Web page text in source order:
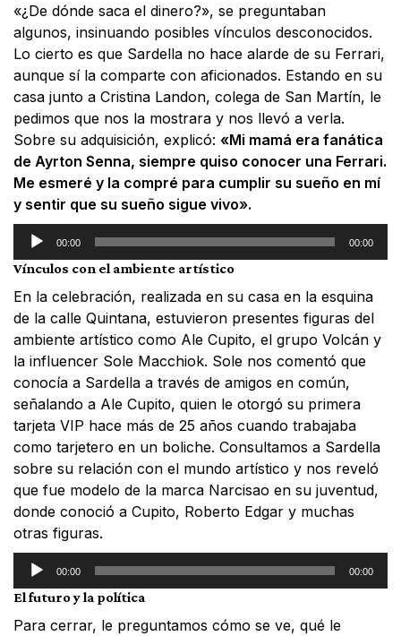
«¿De dónde saca el dinero?», se preguntaban
algunos, insinuando posibles vínculos desconocidos.
Lo cierto es que Sardella no hace alarde de su Ferrari,
aunque sí la comparte con aficionados. Estando en su
casa junto a Cristina Landon, colega de San Martín, le
pedimos que nos la mostrara y nos llevó a verla.
Sobre su adquisición, explicó: «Mi mamá era fanática
de Ayrton Senna, siempre quiso conocer una Ferrari.
Me esmeré y la compré para cumplir su sueño en mí
y sentir que su sueño sigue vivo».
Reproductor
de
audio
00:00 00:00
Vínculos con el ambiente artístico
En la celebración, realizada en su casa en la esquina
de la calle Quintana, estuvieron presentes figuras del
ambiente artístico como Ale Cupito, el grupo Volcán y
la influencer Sole Macchiok. Sole nos comentó que
conocía a Sardella a través de amigos en común,
señalando a Ale Cupito, quien le otorgó su primera
tarjeta VIP hace más de 25 años cuando trabajaba
como tarjetero en un boliche. Consultamos a Sardella
sobre su relación con el mundo artístico y nos reveló
que fue modelo de la marca Narcisao en su juventud,
donde conoció a Cupito, Roberto Edgar y muchas
otras figuras.
Reproductor
de
audio
00:00 00:00
El futuro y la política
Para cerrar, le preguntamos cómo se ve, qué le